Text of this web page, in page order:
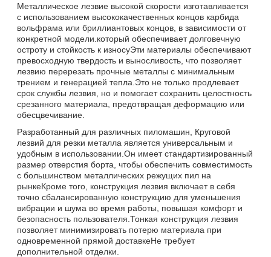
Металлическое лезвие высокой скорости изготавливается
с использованием высококачественных концов карбида
вольфрама или бриллиантовых концов, в зависимости от
конкретной модели.который обеспечивает долговечную
остроту и стойкость к износуЭти материалы обеспечивают
превосходную твердость и выносливость, что позволяет
лезвию перерезать прочные металлы с минимальным
трением и генерацией тепла.Это не только продлевает
срок службы лезвия, но и помогает сохранить целостность
срезанного материала, предотвращая деформацию или
обесцвечивание.
Разработанный для различных пиломашин, Круговой
лезвий для резки металла является универсальным и
удобным в использовании.Он имеет стандартизированный
размер отверстия борта, чтобы обеспечить совместимость
с большинством металлических режущих пил на
рынкеКроме того, конструкция лезвия включает в себя
точно сбалансированную конструкцию для уменьшения
вибрации и шума во время работы, повышая комфорт и
безопасность пользователя.Тонкая конструкция лезвия
позволяет минимизировать потерю материала при
одновременной прямой доставкеНе требует
дополнительной отделки.